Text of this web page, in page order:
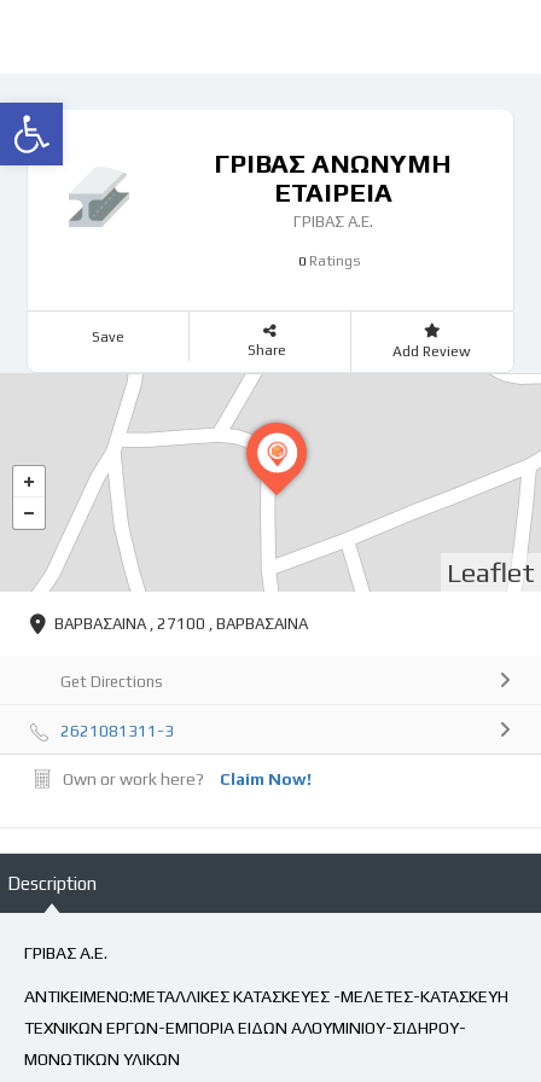
Ανοίξτε τη γραμμή εργαλείων
ΓΡΙΒΑΣ ΑΝΩΝΥΜΗ
ΕΤΑΙΡΕΙΑ
ΓΡΙΒΑΣ Α.Ε.
0Ratings
Save
Share Add Review
Leaflet
ΒΑΡΒΑΣΑΙΝΑ , 27100 , ΒΑΡΒΑΣΑΙΝΑ
Get Directions
2621081311-3
Own or work here? Claim Now!
Description
ΓΡΙΒΑΣ Α.Ε.
ΑΝΤΙΚΕΙΜΕΝΟ:ΜΕΤΑΛΛΙΚΕΣ ΚΑΤΑΣΚΕΥΕΣ -ΜΕΛΕΤΕΣ-ΚΑΤΑΣΚΕΥΗ
ΤΕΧΝΙΚΩΝ ΕΡΓΩΝ-ΕΜΠΟΡΙΑ ΕΙΔΩΝ ΑΛΟΥΜΙΝΙΟΥ-ΣΙΔΗΡΟΥ-
ΜΟΝΩΤΙΚΩΝ ΥΛΙΚΩΝ